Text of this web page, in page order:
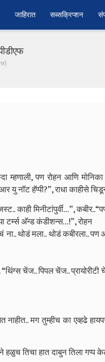
जाहिरात सब्सक्रिप्शन
म्हणाली, पण रोहन आणि
यु नॉट हॅप्पी?”, राधा काहीसे
काही मिनीटांपुर्वी…”, कबीर..
टर्म्स अ‍ॅन्ड कंडीशन्स…!”, रोहन
थोडं मला.. थोडं कबीरला.. पण
चेंज.. पिपल चेंज.. प्रायोरीटी
मग तुम्हीच का एव्हढे
हळुच तिचा हात दाबुन तिला गप्प